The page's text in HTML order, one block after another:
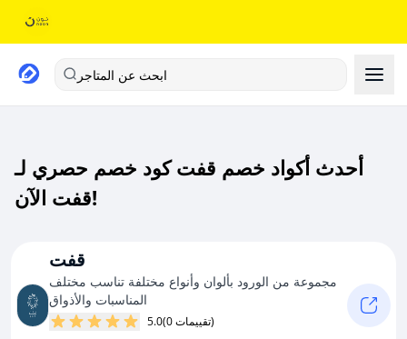
ابحث عن المتاجر
أحدث أكواد خصم قفت كود خصم حصري لـ
قفت الآن!
قفت
مجموعة من الورود بألوان وأنواع مختلفة تناسب مختلف
المناسبات والأذواق
5.0 (0 تقييمات)